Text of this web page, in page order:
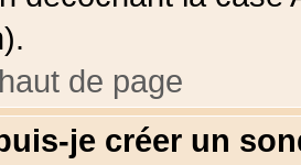
de page
je créer un